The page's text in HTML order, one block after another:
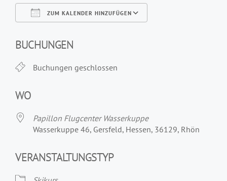
ZUM KALENDER HINZUFÜGEN
BUCHUNGEN
Buchungen geschlossen
WO
Papillon Flugcenter Wasserkuppe
Wasserkuppe 46, Gersfeld, Hessen, 36129, Rhön
VERANSTALTUNGSTYP